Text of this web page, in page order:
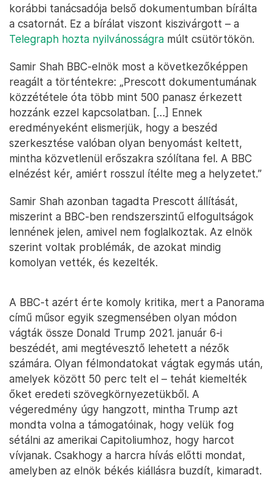
korábbi tanácsadója belső dokumentumban bírálta
a csatornát. Ez a bírálat viszont kiszivárgott – a
Telegraph hozta nyilvánosságra múlt csütörtökön.
Samir Shah BBC-elnök most a következőképpen
reagált a történtekre: „Prescott dokumentumának
közzététele óta több mint 500 panasz érkezett
hozzánk ezzel kapcsolatban. […] Ennek
eredményeként elismerjük, hogy a beszéd
szerkesztése valóban olyan benyomást keltett,
mintha közvetlenül erőszakra szólítana fel. A BBC
elnézést kér, amiért rosszul ítélte meg a helyzetet.”
Samir Shah azonban tagadta Prescott állítását,
miszerint a BBC-ben rendszerszintű elfogultságok
lennének jelen, amivel nem foglalkoztak. Az elnök
szerint voltak problémák, de azokat mindig
komolyan vették, és kezelték.
A BBC-t azért érte komoly kritika, mert a Panorama
című műsor egyik szegmensében olyan módon
vágták össze Donald Trump 2021. január 6-i
beszédét, ami megtévesztő lehetett a nézők
számára. Olyan félmondatokat vágtak egymás után,
amelyek között 50 perc telt el – tehát kiemelték
őket eredeti szövegkörnyezetükből. A
végeredmény úgy hangzott, mintha Trump azt
mondta volna a támogatóinak, hogy velük fog
sétálni az amerikai Capitoliumhoz, hogy harcot
vívjanak. Csakhogy a harcra hívás előtti mondat,
amelyben az elnök békés kiállásra buzdít, kimaradt.